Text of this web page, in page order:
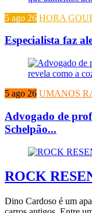
5 ago 26 HORA
Especialista faz
5 ago 26 UMANOS
Advogado de
Schelpão...
ROCK
Dino Cardoso é um